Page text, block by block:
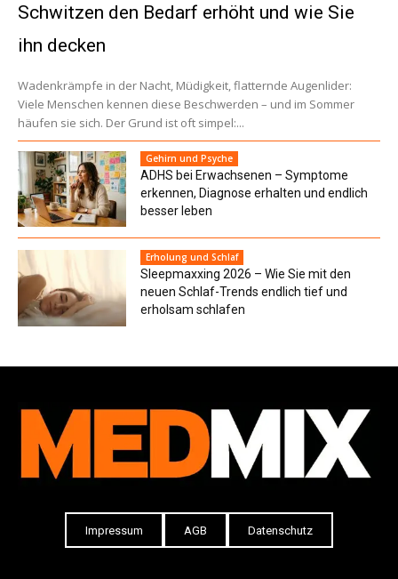
Schwitzen den Bedarf erhöht und wie Sie
ihn decken
Wadenkrämpfe in der Nacht, Müdigkeit, flatternde Augenlider:
Viele Menschen kennen diese Beschwerden – und im Sommer
häufen sie sich. Der Grund ist oft simpel:...
Gehirn und Psyche
ADHS bei Erwachsenen – Symptome
erkennen, Diagnose erhalten und endlich
besser leben
Erholung und Schlaf
Sleepmaxxing 2026 – Wie Sie mit den
neuen Schlaf-Trends endlich tief und
erholsam schlafen
Impressum AGB Datenschutz